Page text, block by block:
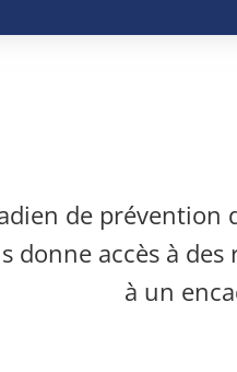
de prévention
donne accès à
à un